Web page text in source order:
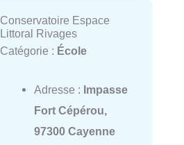
Conservatoire Espace
Littoral Rivages
Catégorie : École
Adresse : Impasse
Fort Cépérou,
97300 Cayenne